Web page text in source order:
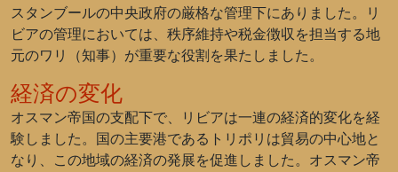
スタンブールの中央政府の厳格な管理下にありました。リ
ビアの管理においては、秩序維持や税金徴収を担当する地
元のワリ（知事）が重要な役割を果たしました。
経済の変化
オスマン帝国の支配下で、リビアは一連の経済的変化を経
験しました。国の主要港であるトリポリは貿易の中心地と
なり、この地域の経済の発展を促進しました。オスマン帝